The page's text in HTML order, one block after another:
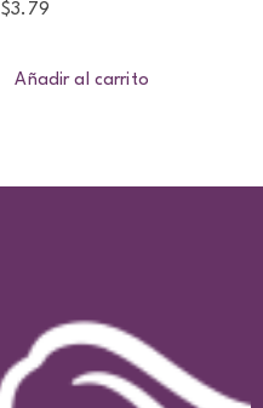
$3.79
Añadir al carrito